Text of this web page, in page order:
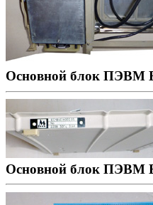
Основной блок ПЭВМ
Основной блок ПЭВМ